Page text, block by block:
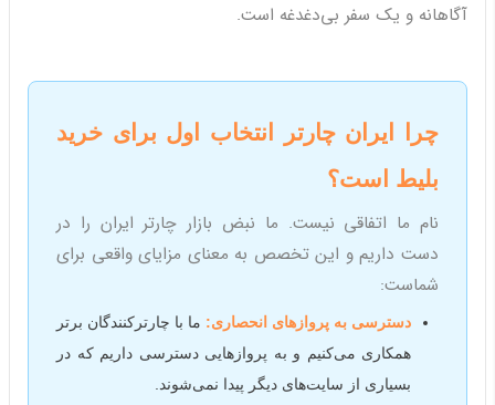
آگاهانه و یک سفر بی‌دغدغه است.
چرا ایران چارتر انتخاب اول برای خرید
بلیط است؟
نام ما اتفاقی نیست. ما نبض بازار چارتر ایران را در
دست داریم و این تخصص به معنای مزایای واقعی برای
شماست:
دسترسی به پروازهای انحصاری: ما با چارترکنندگان برتر
همکاری می‌کنیم و به پروازهایی دسترسی داریم که در
بسیاری از سایت‌های دیگر پیدا نمی‌شوند.